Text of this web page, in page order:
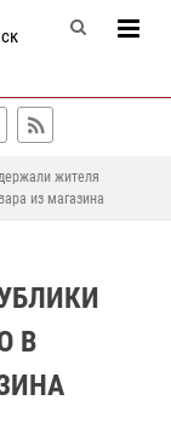
жителя
из магазина
В